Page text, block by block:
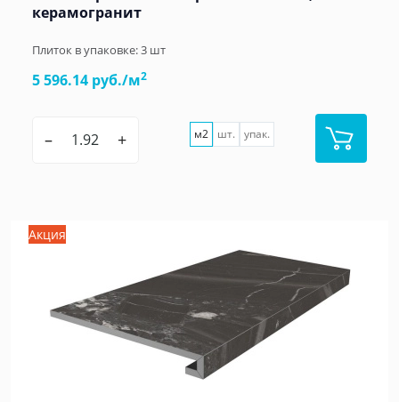
керамогранит
Плиток в упаковке:3 шт
5 596.14 руб./м2
– + м2 шт. упак.
Акция